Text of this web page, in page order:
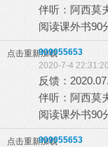
伴听：阿西莫
阅读课外书90
点击重新加载909055653
2020-7-4 22:31:20
反馈：
伴听：阿西莫
阅读课外书90
点击重新加载909055653